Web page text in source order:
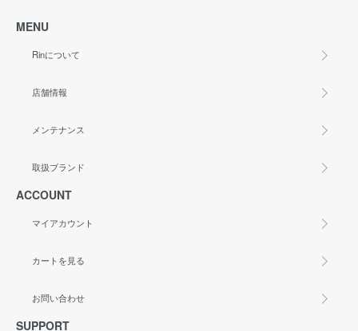
MENU
Rinについて
店舗情報
メンテナンス
取扱ブランド
ACCOUNT
マイアカウント
カートを見る
お問い合わせ
SUPPORT